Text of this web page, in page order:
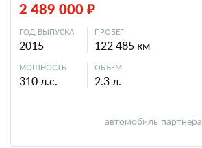
2 489 000 ₽
ГОД ВЫПУСКА
2015
ПРОБЕГ
122 485 км
МОЩНОСТЬ
310 л.с.
ОБЪЕМ
2.3 л.
автомобиль партнера